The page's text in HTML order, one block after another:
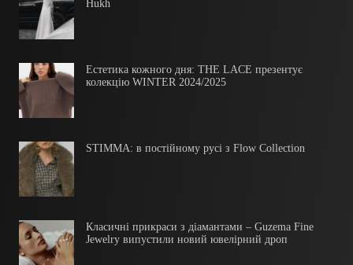
Hukh
Естетика кожного дня: THE LACE презентує
колекцію WINTER 2024/2025
STIMMA: в постійному русі з Flow Collection
Класичні прикраси з діамантами – Guzema Fine
Jewelry випустили новий ювелірний дроп